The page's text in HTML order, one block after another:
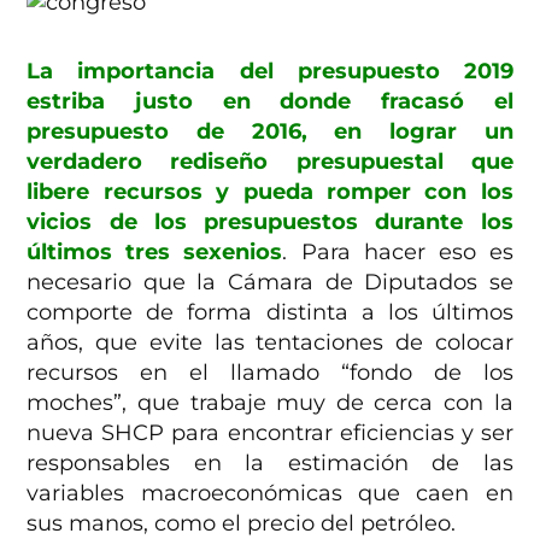
La importancia del presupuesto 2019
estriba justo en donde fracasó el
presupuesto de 2016, en lograr un
verdadero rediseño presupuestal que
libere recursos y pueda romper con los
vicios de los presupuestos durante los
últimos tres sexenios. Para hacer eso es
necesario que la Cámara de Diputados se
comporte de forma distinta a los últimos
años, que evite las tentaciones de colocar
recursos en el llamado “fondo de los
moches”, que trabaje muy de cerca con la
nueva SHCP para encontrar eficiencias y ser
responsables en la estimación de las
variables macroeconómicas que caen en
sus manos, como el precio del petróleo.